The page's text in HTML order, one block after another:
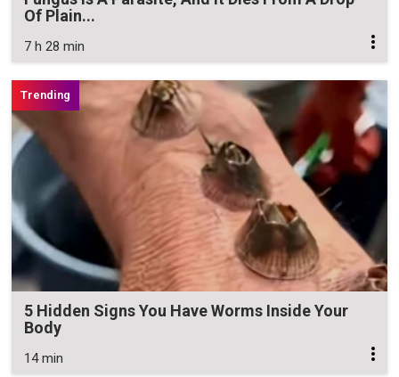
Of Plain...
7 h 28 min
5 Hidden Signs You Have Worms Inside Your
Body
14 min